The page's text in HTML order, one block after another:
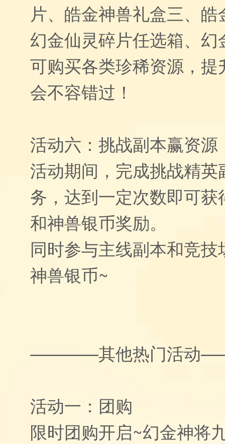
片、皓金神兽礼盒三、
幻金仙灵碎片任选箱、
可购买各类珍稀资源，
会不容错过！
活动六：挑战副本赢资源
活动期间，完成挑战精
务，达到一定次数即可
和神兽银币奖励。
同时参与主线副本和竞
神兽银币~
————其他热门活
活动一：团购
限时团购开启~幻金神将